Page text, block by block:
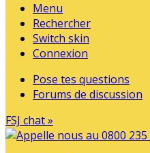
Menu
Rechercher
Switch skin
Connexion
Pose tes questions
Forums de discussion
FSJ chat »